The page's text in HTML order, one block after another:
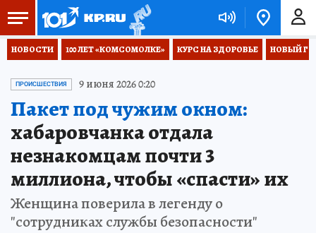
НОВОСТИ 100 ЛЕТ «КОМСОМОЛКЕ» КУРС НА ЗДОРОВЬЕ НОВЫЙ
ПРОИСШЕСТВИЯ 9 июня 2026 0:20
Пакет под чужим окном:
хабаровчанка отдала
незнакомцам почти 3
миллиона, чтобы «спасти» их
Женщина поверила в легенду о
"сотрудниках службы безопасности"